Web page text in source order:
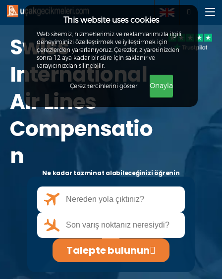
Talepte bulunun
Hakkımızda
Haklarınız
SSS
İletişim
+90 212 900 2653
info@ucakgecikmeleri.com
Swiss
International
Air Lines
Compensatio
n
Ne kadar tazminat alabileceğinizi öğrenin
Talepte bulunun
This website uses cookies
Web sitemiz, hizmetlerimiz ve reklamlarımızla ilgili
deneyiminizi özelleştirmek ve iyileştirmek için
çerezlerden yararlanıyoruz. Çerezler, ziyaretinizden
sonra 12 aya kadar bir süre için saklanır ve
tarayıcınızdan silinebilir.
Çerez tercihlerini göster Onayla